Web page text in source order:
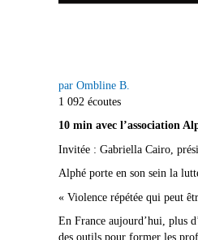
par Ombline B.
1 092 écoutes
10 min avec l’association
Invitée : Gabriella Cairo,
Alphé porte en son sein la
« Violence répétée qui peut
En France aujourd’hui, plus
des outils pour former les